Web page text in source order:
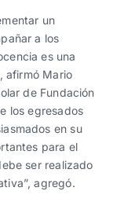
un
a los
es una
afirmó Mario
de Fundación
los egresados
en su
para el
ser realizado
agregó.